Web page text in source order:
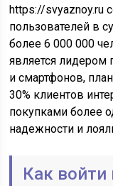
https://svyaznoy.ru
пользователей в
более 6 000 000
является
и смартфонов,
30% клиентов
покупками более
надежности и
Как войти